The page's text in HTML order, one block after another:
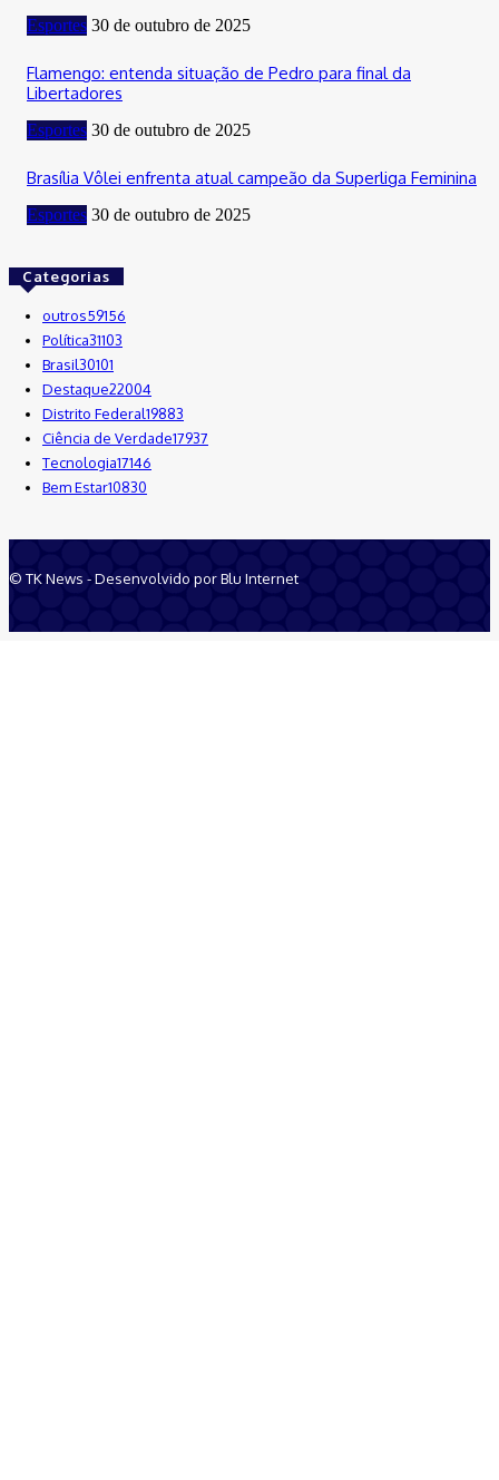
Esportes 30 de outubro de 2025
Flamengo: entenda situação de Pedro para final da
Libertadores
Esportes 30 de outubro de 2025
Brasília Vôlei enfrenta atual campeão da Superliga Feminina
Esportes 30 de outubro de 2025
Categorias
outros59156
Política31103
Brasil30101
Destaque22004
Distrito Federal19883
Ciência de Verdade17937
Tecnologia17146
Bem Estar10830
© TK News - Desenvolvido por Blu Internet